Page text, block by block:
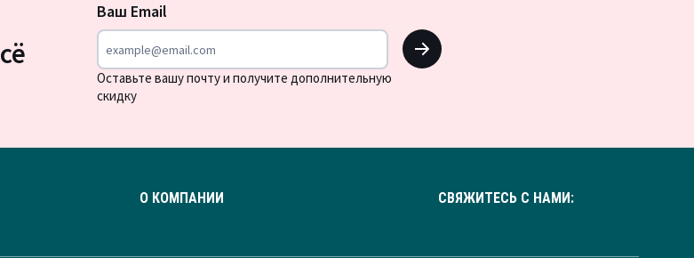
новости
Ваш Email
OK
Оставьте вашу почту и получите дополнительную
скидку
О КОМПАНИИ СВЯЖИТЕСЬ С НАМИ: